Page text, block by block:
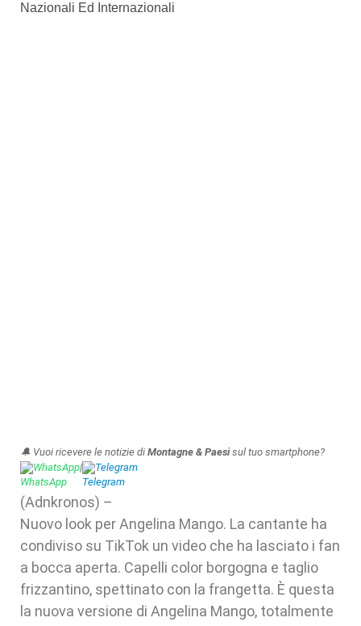
Nazionali Ed Internazionali
🔔 Vuoi ricevere le notizie di Montagne & Paesisul tuo smartphone?
WhatsApp| Telegram
(Adnkronos) –
Nuovo look per Angelina Mango. La cantante ha
condiviso su TikTok un video che ha lasciato i fan
a bocca aperta. Capelli color borgogna e taglio
frizzantino, spettinato con la frangetta. È questa
la nuova versione di Angelina Mango, totalmente